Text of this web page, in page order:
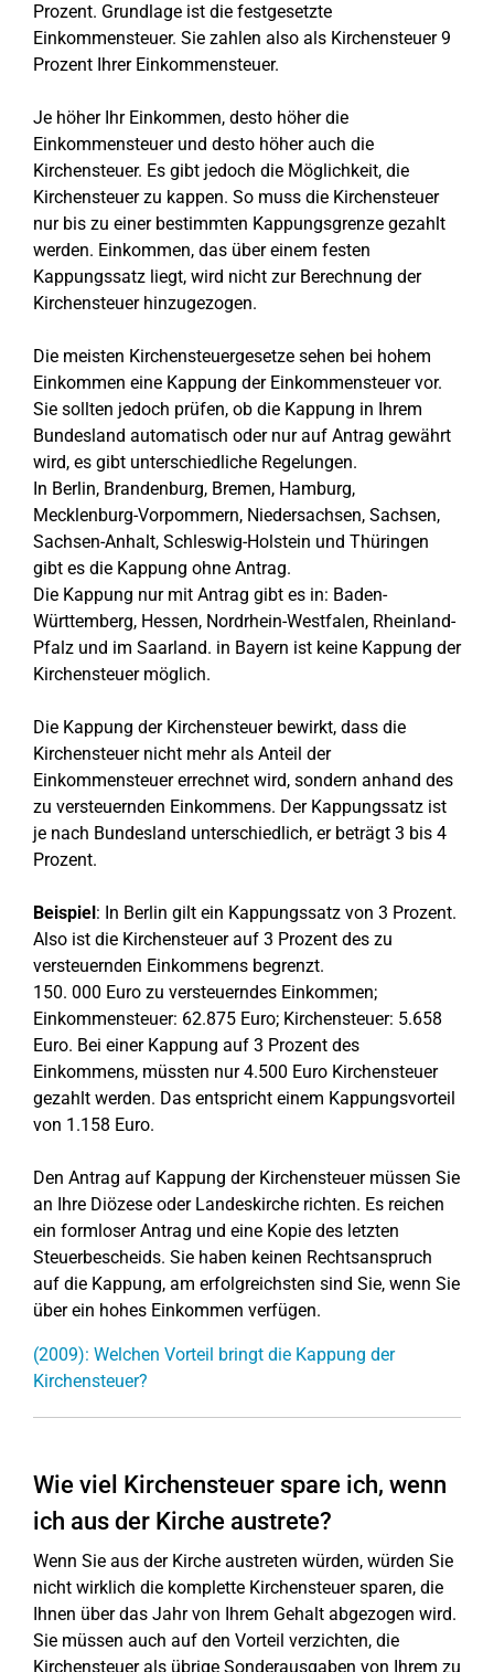
Prozent. Grundlage ist die festgesetzte
Einkommensteuer. Sie zahlen also als Kirchensteuer 9
Prozent Ihrer Einkommensteuer.
Je höher Ihr Einkommen, desto höher die
Einkommensteuer und desto höher auch die
Kirchensteuer. Es gibt jedoch die Möglichkeit, die
Kirchensteuer zu kappen. So muss die Kirchensteuer
nur bis zu einer bestimmten Kappungsgrenze gezahlt
werden. Einkommen, das über einem festen
Kappungssatz liegt, wird nicht zur Berechnung der
Kirchensteuer hinzugezogen.
Die meisten Kirchensteuergesetze sehen bei hohem
Einkommen eine Kappung der Einkommensteuer vor.
Sie sollten jedoch prüfen, ob die Kappung in Ihrem
Bundesland automatisch oder nur auf Antrag gewährt
wird, es gibt unterschiedliche Regelungen.
In Berlin, Brandenburg, Bremen, Hamburg,
Mecklenburg-Vorpommern, Niedersachsen, Sachsen,
Sachsen-Anhalt, Schleswig-Holstein und Thüringen
gibt es die Kappung ohne Antrag.
Die Kappung nur mit Antrag gibt es in: Baden-
Württemberg, Hessen, Nordrhein-Westfalen, Rheinland-
Pfalz und im Saarland. in Bayern ist keine Kappung der
Kirchensteuer möglich.
Die Kappung der Kirchensteuer bewirkt, dass die
Kirchensteuer nicht mehr als Anteil der
Einkommensteuer errechnet wird, sondern anhand des
zu versteuernden Einkommens. Der Kappungssatz ist
je nach Bundesland unterschiedlich, er beträgt 3 bis 4
Prozent.
Beispiel: In Berlin gilt ein Kappungssatz von 3 Prozent.
Also ist die Kirchensteuer auf 3 Prozent des zu
versteuernden Einkommens begrenzt.
150. 000 Euro zu versteuerndes Einkommen;
Einkommensteuer: 62.875 Euro; Kirchensteuer: 5.658
Euro. Bei einer Kappung auf 3 Prozent des
Einkommens, müssten nur 4.500 Euro Kirchensteuer
gezahlt werden. Das entspricht einem Kappungsvorteil
von 1.158 Euro.
Den Antrag auf Kappung der Kirchensteuer müssen Sie
an Ihre Diözese oder Landeskirche richten. Es reichen
ein formloser Antrag und eine Kopie des letzten
Steuerbescheids. Sie haben keinen Rechtsanspruch
auf die Kappung, am erfolgreichsten sind Sie, wenn Sie
über ein hohes Einkommen verfügen.
(2009): Welchen Vorteil bringt die Kappung der
Kirchensteuer?
Wie viel Kirchensteuer spare ich, wenn
ich aus der Kirche austrete?
Wenn Sie aus der Kirche austreten würden, würden Sie
nicht wirklich die komplette Kirchensteuer sparen, die
Ihnen über das Jahr von Ihrem Gehalt abgezogen wird.
Sie müssen auch auf den Vorteil verzichten, die
Kirchensteuer als übrige Sonderausgaben von Ihrem zu